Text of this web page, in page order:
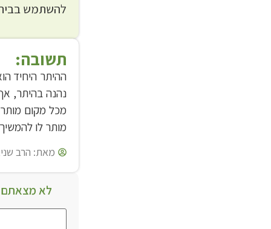
להשתמש
תשובה:
ההיתר היחיד
נהנה בהיתר,
מכל מקום
מותר לו
מאת: הרב
לא מצאתם